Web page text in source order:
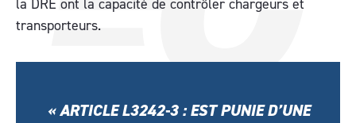
la DRE ont la capacité de contrôler chargeurs et
transporteurs.
« ARTICLE L3242-3 : EST PUNIE D’UNE